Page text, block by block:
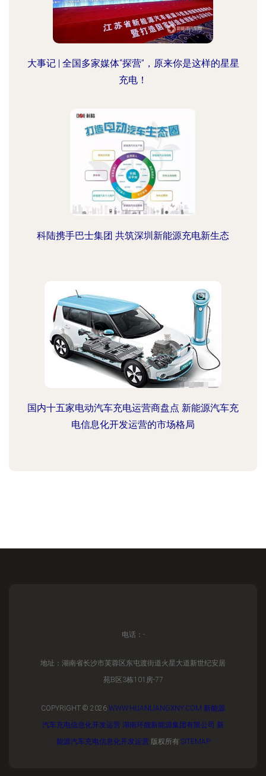
大事记 | 全国多家媒体“探营”，原来你是这样的星星
充电！
科陆携手巴士集团 共筑深圳新能源充电新生态
国内十五家电动汽车充电运营商盘点 新能源汽车充
电信息化开发运营的市场格局
电话：-
地址：湖南省长沙市芙蓉区东屯渡街道火星大道新世纪安居
苑B区3栋101房-77
COPYRIGHT © 2026 WWW.HUANLIANGXNY.COM 新能源
汽车充电信息化开发运营 湖南环靓新能源集团有限公司 新
能源汽车充电信息化开发运营版权所有 SITEMAP